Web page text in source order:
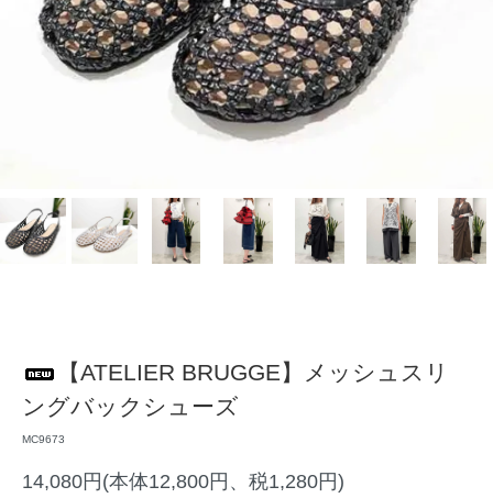
【ATELIER BRUGGE】メッシュスリ
ングバックシューズ
MC9673
14,080円(本体12,800円、税1,280円)